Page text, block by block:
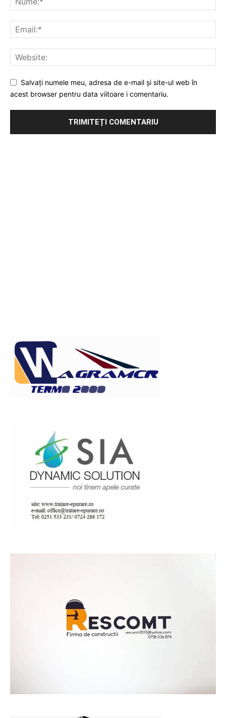
Salvați numele meu, adresa de e-mail și site-ul web în
acest browser pentru data viitoare i comentariu.